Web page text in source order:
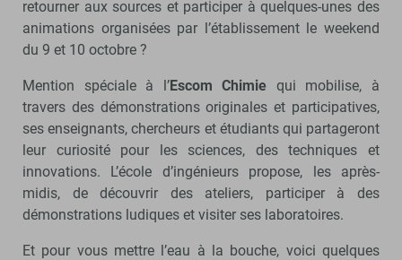
retourner aux sources et participer à quelques-unes des
animations organisées par l’établissement le weekend
du 9 et 10 octobre ?
Mention spéciale à l’Escom Chimie qui mobilise, à
travers des démonstrations originales et participatives,
ses enseignants, chercheurs et étudiants qui partageront
leur curiosité pour les sciences, des techniques et
innovations. L’école d’ingénieurs propose, les après-
midis, de découvrir des ateliers, participer à des
démonstrations ludiques et visiter ses laboratoires.
Et pour vous mettre l’eau à la bouche, voici quelques